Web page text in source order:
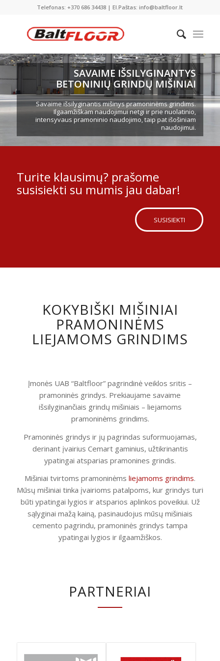
Telefonas: +370 686 34438 | El.Paštas: info@baltfloor.lt
SAVAIME IŠSILYGINANTYS
BETONINIŲ GRINDŲ MIŠINIAI
Savaime išsilyginantis mišinys pramoninėms grindims.
Ilgaamžiškam naudojimui netgi ir prie nuolatinio,
intensyvaus pramoninio naudojimo, taip pat išošiniam
naudojimui.
Turite klausimų? prašome
susisiekti su mumis jau dabar!
SUSISIEKTI
KOKYBIŠKI MIŠINIAI
PRAMONINĖMS
LIEJAMOMS GRINDIMS
Įmonės UAB “Baltfloor” pagrindinė veiklos sritis –
pramoninės grindys. Prekiaujame savaime
išsilyginančiais grindų mišiniais – liejamoms
pramoninėms grindims.
Pramoninės grindys ir jų pagrindas suformuojamas,
derinant įvairius Cemart gaminius, užtikrinantis
ypatingai atsparias pramonines grindis.
Mišiniai tvirtoms pramoninėms liejamoms grindims.
Mūsų mišiniai tinka įvairioms patalpoms, kur grindys turi
būti ypatingai lygios ir atsparios aplinkos poveikiui. Už
sąlyginai mažą kainą, pasinaudojus mūsų mišiniais
cemento pagrindu, pramoninės grindys tampa
ypatingai lygios ir ilgaamžiškos.
PARTNERIAI